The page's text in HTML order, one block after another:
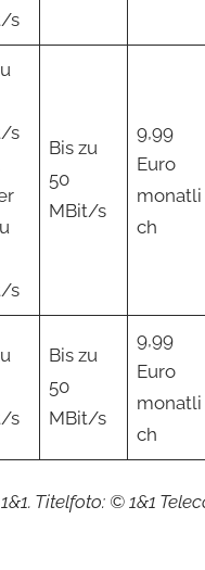
s
s
s
Bis zu
50
MBit/s
9,99
Euro
monatli
ch
s
Bis zu
50
MBit/s
9,99
Euro
monatli
ch
Titelfoto: © 1&1